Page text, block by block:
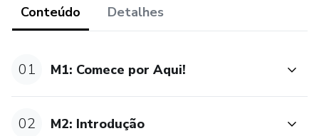
Conteúdo Detalhes
01 M1: Comece por Aqui!
02 M2: Introdução